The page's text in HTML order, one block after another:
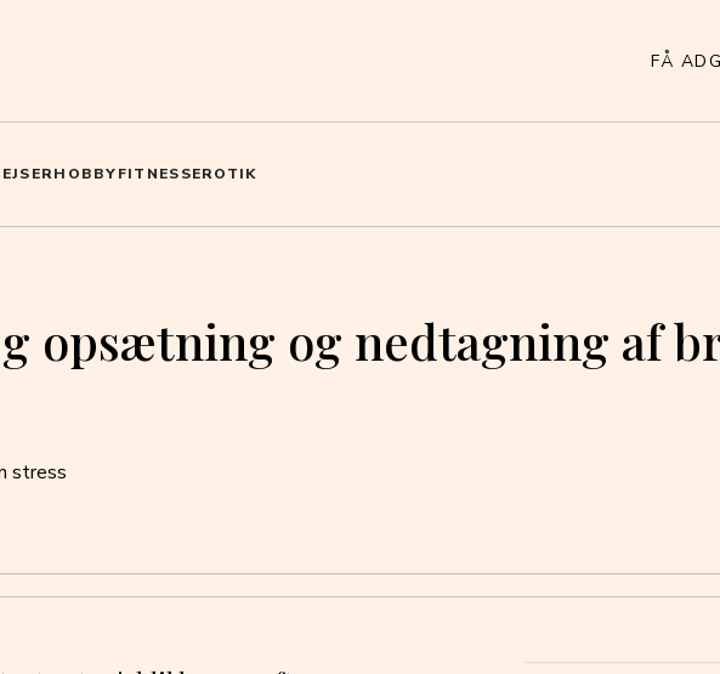
FÅ
HOBBYFITNESSEROTIK
opsætning og nedtagning af
stress